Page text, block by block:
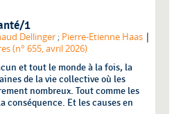
1
Dellinger ; Pierre-Etienne Haas |
(n° 655, avril 2026)
et tout le monde à la fois, la
de la vie collective où les
nombreux. Tout comme les
conséquence. Et les causes en